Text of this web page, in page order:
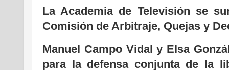
La Academia de Televisión se
Comisión de Arbitraje, Quejas y
Manuel Campo Vidal y Elsa
para la defensa conjunta de la